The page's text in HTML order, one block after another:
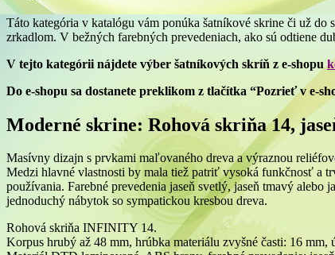
Táto kategória v katalógu vám ponúka šatníkové skrine či už do
zrkadlom. V bežných farebných prevedeniach, ako sú odtiene
V tejto kategórii nájdete výber šatníkových skríň z e-shopu
Do e-shopu sa dostanete preklikom z tlačítka “Pozrieť v e-
Moderné skrine: Rohová skriňa 14,
Masívny dizajn s prvkami maľovaného dreva a výraznou
Medzi hlavné vlastnosti by mala tiež patriť vysoká funkčnosť a
používania. Farebné prevedenia jaseň svetlý, jaseň tmavý
jednoduchý nábytok so sympatickou kresbou dreva.
Rohová skriňa INFINITY 14.
Korpus hrubý až 48 mm, hrúbka materiálu zvyšné časti: 16 mm,